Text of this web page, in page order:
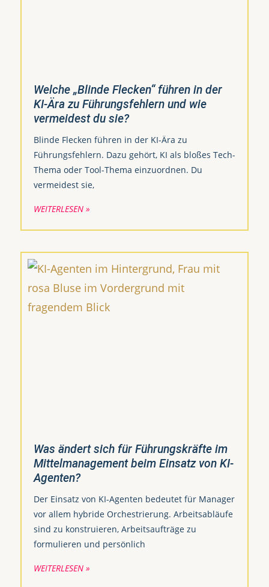
Welche „Blinde Flecken“ führen in der
KI-Ära zu Führungsfehlern und wie
vermeidest du sie?
Blinde Flecken führen in der KI-Ära zu
Führungsfehlern. Dazu gehört, KI als bloßes Tech-
Thema oder Tool-Thema einzuordnen. Du
vermeidest sie,
WEITERLESEN »
Was ändert sich für Führungskräfte im
Mittelmanagement beim Einsatz von KI-
Agenten?
Der Einsatz von KI-Agenten bedeutet für Manager
vor allem hybride Orchestrierung. Arbeitsabläufe
sind zu konstruieren, Arbeitsaufträge zu
formulieren und persönlich
WEITERLESEN »